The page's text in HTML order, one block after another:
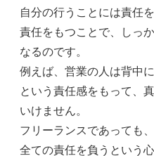
自分の行うことには責任
責任をもつことで、しっ
なるのです。
例えば、営業の人は背中
という責任感をもって、
いけません。
フリーランスであっても
全ての責任を負うという